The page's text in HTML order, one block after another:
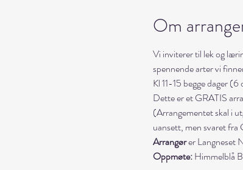
Om
Vi inviterer til lek og
spennende arter vi
Kl 11-15 begge dager
Dette er et GRATIS
(Arrangementet skal i
uansett, men svaret fra
Arrangør er Langneset
Oppmøte: Himmelblå